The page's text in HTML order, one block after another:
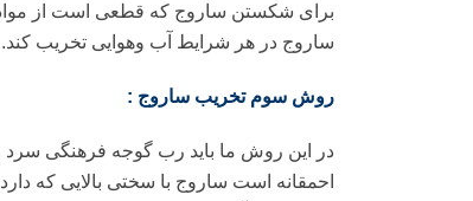
برای شکستن ساروج که قطعی است از مواد
ساروج در هر شرایط آب وهوایی تخریب کند.
روش سوم تخریب ساروج :
در این روش ما باید رب گوجه فرهنگی سرد
احمقانه است ساروج با سختی بالایی که